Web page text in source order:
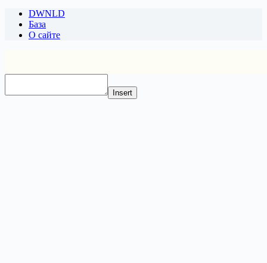
DWNLD
База
О сайте
Insert